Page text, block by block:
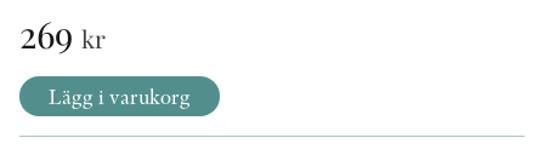
269 kr
Lägg i varukorg